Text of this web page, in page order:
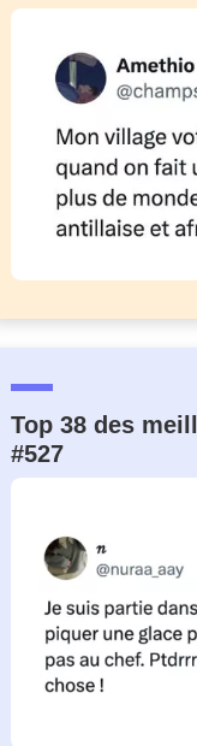
Top 38 des
#527